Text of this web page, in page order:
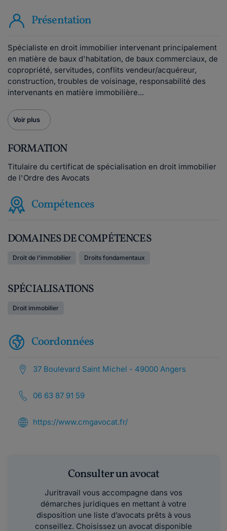
Présentation
Spécialiste en droit immobilier intervenant principalement
en matière de baux d'habitation, de baux commerciaux, de
copropriété, servitudes, conflits vendeur/acquéreur,
construction, troubles de voisinage, responsabilité des
intervenants en matière immobilière...
Voir plus
FORMATION
Titulaire du certificat de spécialisation en droit immobilier
de l'Ordre des Avocats
Compétences
DOMAINES DE COMPÉTENCES
Droit de l'immobilier Droits fondamentaux
SPÉCIALISATIONS
Droit immobilier
Coordonnées
37 Boulevard Saint Michel - 49000 Angers
06 63 87 91 59
https://www.cmgavocat.fr/
Consulter un avocat
Juritravail vous accompagne dans vos
démarches juridiques en mettant à votre
disposition une liste d’avocats prêts à vous
conseillez. Choisissez un avocat disponible